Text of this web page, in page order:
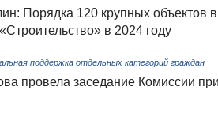
Порядка 120 крупных объектов
в 2024 году
поддержка отдельных категорий граждан
провела заседание Комиссии